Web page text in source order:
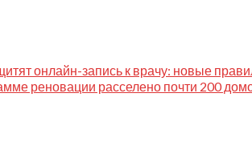
онлайн-запись к врачу: новые
реновации расселено почти 200